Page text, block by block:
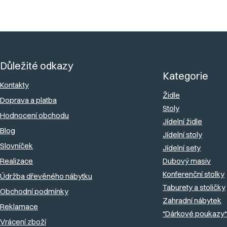
p
a
t
í
Důležité odkazy
Kontakty
Doprava a platba
Hodnocení obchodu
Blog
Slovníček
Realizace
Údržba dřevěného nábytku
Obchodní podmínky
Reklamace
Vrácení zboží
Kategorie
Židle
Stoly
Jídelní židle
Jídelní stoly
Jídelní sety
Dubový masiv
Konferenční stolky
Taburety a stoličky
Zahradní nábytek
*Dárkové poukazy*